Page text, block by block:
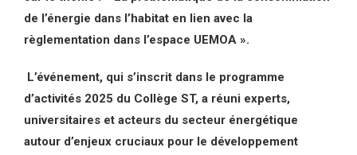
de l’énergie dans l’habitat en lien avec la
règlementation dans l’espace UEMOA ».
L’événement, qui s’inscrit dans le programme
d’activités 2025 du Collège ST, a réuni experts,
universitaires et acteurs du secteur énergétique
autour d’enjeux cruciaux pour le développement